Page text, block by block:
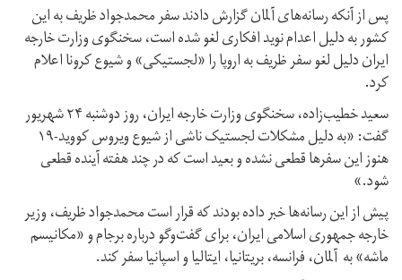
پس از آنکه رسانه‌های آلمان گزارش دادند سفر محمدجواد ظریف به این
کشور به دلیل اعدام نوید افکاری لغو شده است، سخنگوی وزارت خارجه
ایران دلیل لغو سفر ظریف به اروپا را «لجستیکی» و شیوع کرونا اعلام
کرد.
سعید خطیب‌زاده، سخنگوی وزارت خارجه ایران، روز دوشنبه ۲۴ شهریور
گفت: «به دلیل مشکلات لجستیک ناشی از شیوع ویروس کووید-۱۹
هنوز این سفر‌ها قطعی نشده و بعید است که در چند هفته آینده قطعی
شود.»
پیش از این رسانه‌ها خبر داده بودند که قرار است محمدجواد ظریف، وزیر
خارجه جمهوری اسلامی ایران، برای گفت‌وگو درباره برجام و «مکانیسم
ماشه» به آلمان، فرانسه، بریتانیا، ایتالیا و اسپانیا سفر کند.